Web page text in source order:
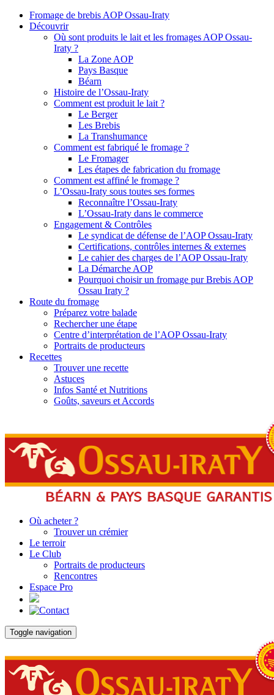
Fromage de brebis AOP Ossau-Iraty
Découvrir
Où sont produits le lait et les fromages AOP Ossau-
Iraty ?
La Zone AOP
Pays Basque
Béarn
Histoire de l’Ossau-Iraty
Comment est produit le lait ?
Le Berger
Les Brebis
La Transhumance
Comment est fabriqué le fromage ?
Le Fromager
Les étapes de fabrication du fromage
Comment est affiné le fromage ?
L’Ossau-Iraty sous toutes ses formes
Reconnaître l’Ossau-Iraty
L’Ossau-Iraty dans le commerce
Engagement & Contrôles
Le syndicat de défense de l’AOP Ossau-Iraty
Certifications, contrôles internes & externes
Le cahier des charges de l’AOP Ossau-Iraty
La Démarche AOP
Pourquoi choisir un fromage pur Brebis AOP
Ossau Iraty ?
Route du fromage
Préparez votre balade
Rechercher une étape
Centre d’interprétation de l’AOP Ossau-Iraty
Portraits de producteurs
Recettes
Trouver une recette
Astuces
Infos Santé et Nutritions
Goûts, saveurs et Accords
Où acheter ?
Trouver un crémier
Le terroir
Le Club
Portraits de producteurs
Rencontres
Espace Pro
Toggle navigation